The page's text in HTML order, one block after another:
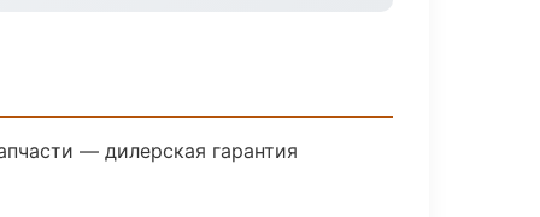
— дилерская гарантия